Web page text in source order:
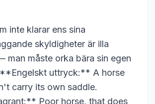
inte klarar ens sina
skyldigheter är illa
man måste orka bära sin egen
uttryck:** A horse
carry its own saddle.
Poor horse, that does